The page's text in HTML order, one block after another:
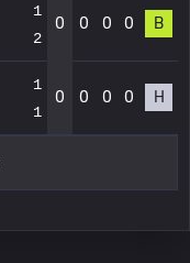
1
2
0 0 0 0 В
1
1
0 0 0 0 Н